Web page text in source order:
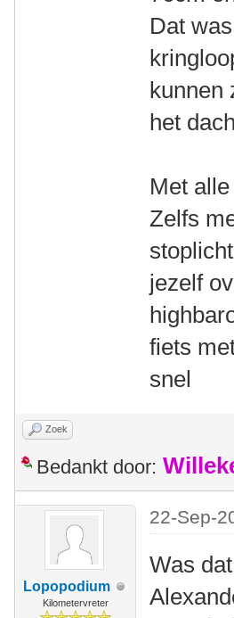
Dat
kunnen
het
Met
Zelfs
jezelf
fiets
snel
Zoek
Bedankt door:
Lopopodium
Kilometervreter
22-Sep-
Was